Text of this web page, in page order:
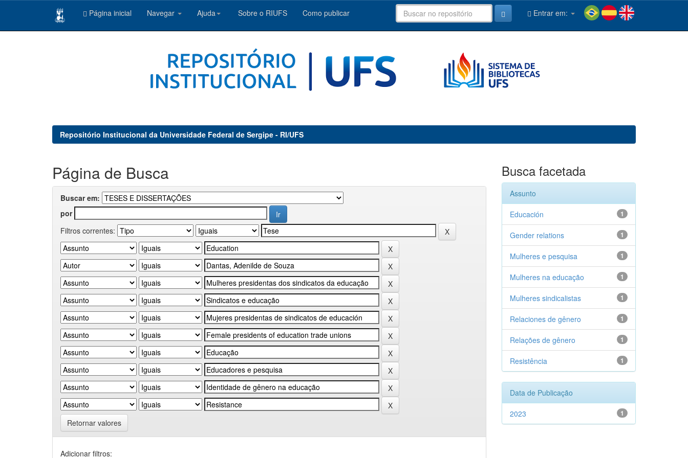
Página inicial Navegar Ajuda Sobre o RIUFS Como publicar Entrar em:
Repositório Institucional da Universidade Federal de Sergipe - RI/UFS
Página de Busca
Buscar em:
por
Filtros correntes:
Retornar valores
Adicionar filtros:
Busca facetada
Assunto
1
Educación
1
Gender relations
1
Mulheres e pesquisa
1
Mulheres na educação
1
Mulheres sindicalistas
1
Relaciones de gênero
1
Relações de gênero
1
Resistência
Data de Publicação
1
2023